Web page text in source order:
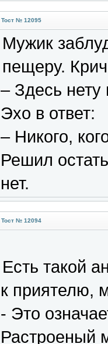
Тост № 12095
Мужик
пещеру.
– Здесь нету
Эхо в ответ:
– Никого,
Решил
нет.
Тост № 12094
Есть такой
к приятелю,
- Это
Растроеный